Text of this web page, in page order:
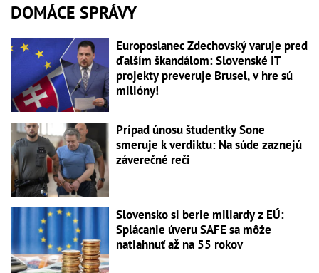
DOMÁCE SPRÁVY
Europoslanec Zdechovský varuje pred
ďalším škandálom: Slovenské IT
projekty preveruje Brusel, v hre sú
milióny!
Prípad únosu študentky Sone
smeruje k verdiktu: Na súde zaznejú
záverečné reči
Slovensko si berie miliardy z EÚ:
Splácanie úveru SAFE sa môže
natiahnuť až na 55 rokov